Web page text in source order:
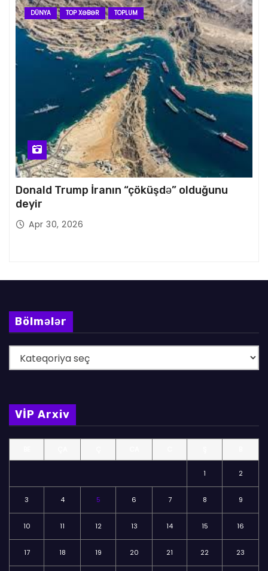
DÜNYA TOP XƏBƏR TOPLUM
Donald Trump İranın “çöküşdə” olduğunu
deyir
Apr 30, 2026
Bölmələr
ö
m
l
VİP Arxiv
1 2
3 4 5 6 7 8 9
10 11 12 13 14 15 16
17 18 19 20 21 22 23